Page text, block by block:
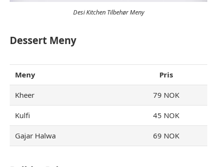
Desi Kitchen Tilbehør Meny
Dessert Meny
Meny Pris
Kheer 79 NOK
Kulfi 45 NOK
Gajar Halwa 69 NOK